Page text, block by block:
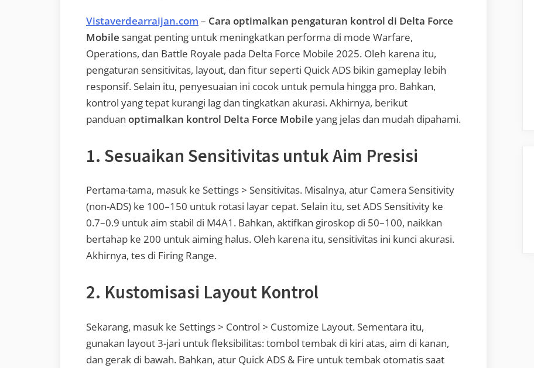
Vistaverdearraijan.com – Cara optimalkan pengaturan kontrol di Delta Force
Mobile sangat penting untuk meningkatkan performa di mode Warfare,
Operations, dan Battle Royale pada Delta Force Mobile 2025. Oleh karena itu,
pengaturan sensitivitas, layout, dan fitur seperti Quick ADS bikin gameplay lebih
responsif. Selain itu, penyesuaian ini cocok untuk pemula hingga pro. Bahkan,
kontrol yang tepat kurangi lag dan tingkatkan akurasi. Akhirnya, berikut
panduan optimalkan kontrol Delta Force Mobile yang jelas dan mudah dipahami.
1. Sesuaikan Sensitivitas untuk Aim Presisi
Pertama-tama, masuk ke Settings > Sensitivitas. Misalnya, atur Camera Sensitivity
(non-ADS) ke 100–150 untuk rotasi layar cepat. Selain itu, set ADS Sensitivity ke
0.7–0.9 untuk aim stabil di M4A1. Bahkan, aktifkan giroskop di 50–100, naikkan
bertahap ke 200 untuk aiming halus. Oleh karena itu, sensitivitas ini kunci akurasi.
Akhirnya, tes di Firing Range.
2. Kustomisasi Layout Kontrol
Sekarang, masuk ke Settings > Control > Customize Layout. Sementara itu,
gunakan layout 3-jari untuk fleksibilitas: tombol tembak di kiri atas, aim di kanan,
dan gerak di bawah. Bahkan, atur Quick ADS & Fire untuk tembak otomatis saat